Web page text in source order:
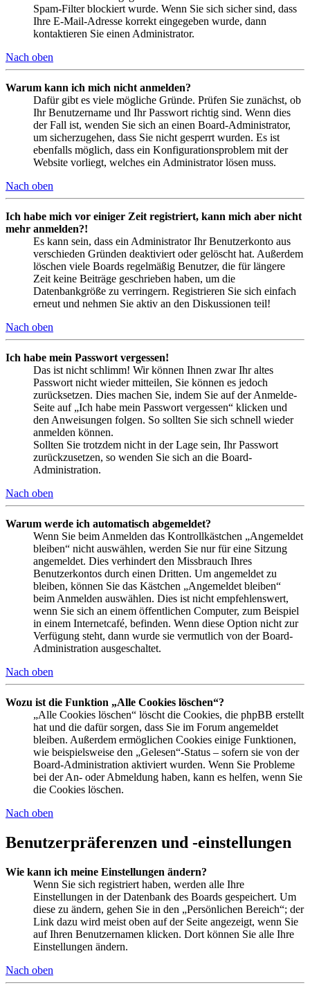
Spam-Filter blockiert wurde. Wenn Sie sich sicher sind, dass
Ihre E-Mail-Adresse korrekt eingegeben wurde, dann
kontaktieren Sie einen Administrator.
Nach oben
Warum kann ich mich nicht anmelden?
Dafür gibt es viele mögliche Gründe. Prüfen Sie zunächst, ob
Ihr Benutzername und Ihr Passwort richtig sind. Wenn dies
der Fall ist, wenden Sie sich an einen Board-Administrator,
um sicherzugehen, dass Sie nicht gesperrt wurden. Es ist
ebenfalls möglich, dass ein Konfigurationsproblem mit der
Website vorliegt, welches ein Administrator lösen muss.
Nach oben
Ich habe mich vor einiger Zeit registriert, kann mich aber nicht
mehr anmelden?!
Es kann sein, dass ein Administrator Ihr Benutzerkonto aus
verschieden Gründen deaktiviert oder gelöscht hat. Außerdem
löschen viele Boards regelmäßig Benutzer, die für längere
Zeit keine Beiträge geschrieben haben, um die
Datenbankgröße zu verringern. Registrieren Sie sich einfach
erneut und nehmen Sie aktiv an den Diskussionen teil!
Nach oben
Ich habe mein Passwort vergessen!
Das ist nicht schlimm! Wir können Ihnen zwar Ihr altes
Passwort nicht wieder mitteilen, Sie können es jedoch
zurücksetzen. Dies machen Sie, indem Sie auf der Anmelde-
Seite auf „Ich habe mein Passwort vergessen“ klicken und
den Anweisungen folgen. So sollten Sie sich schnell wieder
anmelden können.
Sollten Sie trotzdem nicht in der Lage sein, Ihr Passwort
zurückzusetzen, so wenden Sie sich an die Board-
Administration.
Nach oben
Warum werde ich automatisch abgemeldet?
Wenn Sie beim Anmelden das Kontrollkästchen „Angemeldet
bleiben“ nicht auswählen, werden Sie nur für eine Sitzung
angemeldet. Dies verhindert den Missbrauch Ihres
Benutzerkontos durch einen Dritten. Um angemeldet zu
bleiben, können Sie das Kästchen „Angemeldet bleiben“
beim Anmelden auswählen. Dies ist nicht empfehlenswert,
wenn Sie sich an einem öffentlichen Computer, zum Beispiel
in einem Internetcafé, befinden. Wenn diese Option nicht zur
Verfügung steht, dann wurde sie vermutlich von der Board-
Administration ausgeschaltet.
Nach oben
Wozu ist die Funktion „Alle Cookies löschen“?
„Alle Cookies löschen“ löscht die Cookies, die phpBB erstellt
hat und die dafür sorgen, dass Sie im Forum angemeldet
bleiben. Außerdem ermöglichen Cookies einige Funktionen,
wie beispielsweise den „Gelesen“-Status – sofern sie von der
Board-Administration aktiviert wurden. Wenn Sie Probleme
bei der An- oder Abmeldung haben, kann es helfen, wenn Sie
die Cookies löschen.
Nach oben
Benutzerpräferenzen und -einstellungen
Wie kann ich meine Einstellungen ändern?
Wenn Sie sich registriert haben, werden alle Ihre
Einstellungen in der Datenbank des Boards gespeichert. Um
diese zu ändern, gehen Sie in den „Persönlichen Bereich“; der
Link dazu wird meist oben auf der Seite angezeigt, wenn Sie
auf Ihren Benutzernamen klicken. Dort können Sie alle Ihre
Einstellungen ändern.
Nach oben